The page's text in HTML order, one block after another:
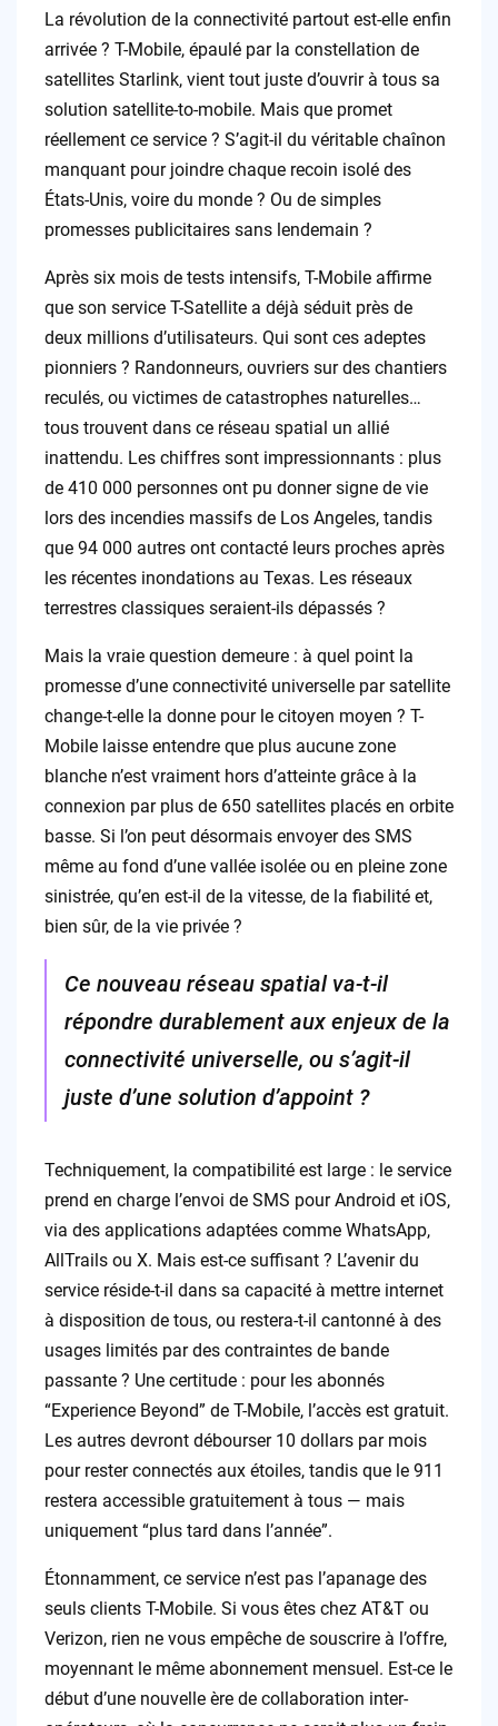
La révolution de la connectivité partout est-elle enfin
arrivée ? T-Mobile, épaulé par la constellation de
satellites Starlink, vient tout juste d’ouvrir à tous sa
solution satellite-to-mobile. Mais que promet
réellement ce service ? S’agit-il du véritable chaînon
manquant pour joindre chaque recoin isolé des
États-Unis, voire du monde ? Ou de simples
promesses publicitaires sans lendemain ?
Après six mois de tests intensifs, T-Mobile affirme
que son service T-Satellite a déjà séduit près de
deux millions d’utilisateurs. Qui sont ces adeptes
pionniers ? Randonneurs, ouvriers sur des chantiers
reculés, ou victimes de catastrophes naturelles…
tous trouvent dans ce réseau spatial un allié
inattendu. Les chiffres sont impressionnants : plus
de 410 000 personnes ont pu donner signe de vie
lors des incendies massifs de Los Angeles, tandis
que 94 000 autres ont contacté leurs proches après
les récentes inondations au Texas. Les réseaux
terrestres classiques seraient-ils dépassés ?
Mais la vraie question demeure : à quel point la
promesse d’une connectivité universelle par satellite
change-t-elle la donne pour le citoyen moyen ? T-
Mobile laisse entendre que plus aucune zone
blanche n’est vraiment hors d’atteinte grâce à la
connexion par plus de 650 satellites placés en orbite
basse. Si l’on peut désormais envoyer des SMS
même au fond d’une vallée isolée ou en pleine zone
sinistrée, qu’en est-il de la vitesse, de la fiabilité et,
bien sûr, de la vie privée ?
Ce nouveau réseau spatial va-t-il
répondre durablement aux enjeux de la
connectivité universelle, ou s’agit-il
juste d’une solution d’appoint ?
Techniquement, la compatibilité est large : le service
prend en charge l’envoi de SMS pour Android et iOS,
via des applications adaptées comme WhatsApp,
AllTrails ou X. Mais est-ce suffisant ? L’avenir du
service réside-t-il dans sa capacité à mettre internet
à disposition de tous, ou restera-t-il cantonné à des
usages limités par des contraintes de bande
passante ? Une certitude : pour les abonnés
“Experience Beyond” de T-Mobile, l’accès est gratuit.
Les autres devront débourser 10 dollars par mois
pour rester connectés aux étoiles, tandis que le 911
restera accessible gratuitement à tous — mais
uniquement “plus tard dans l’année”.
Étonnamment, ce service n’est pas l’apanage des
seuls clients T-Mobile. Si vous êtes chez AT&T ou
Verizon, rien ne vous empêche de souscrire à l’offre,
moyennant le même abonnement mensuel. Est-ce le
début d’une nouvelle ère de collaboration inter-